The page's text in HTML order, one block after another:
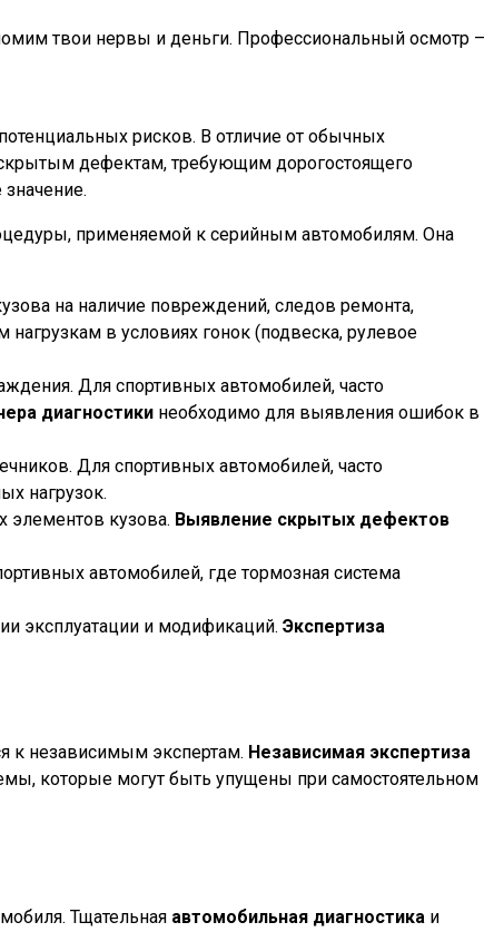
твои нервы и деньги. Профессиональный осмотр –
рисков. В отличие от обычных
дефектам, требующим дорогостоящего
применяемой к серийным автомобилям. Она
на наличие повреждений, следов ремонта,
в условиях гонок (подвеска, рулевое
Для спортивных автомобилей, часто
диагностики необходимо для выявления ошибок в
Для спортивных автомобилей, часто
нагрузок.
кузова. Выявление скрытых дефектов
автомобилей, где тормозная система
эксплуатации и модификаций. Экспертиза
к независимым экспертам. Независимая экспертиза
которые могут быть упущены при самостоятельном
Тщательная автомобильная диагностика и